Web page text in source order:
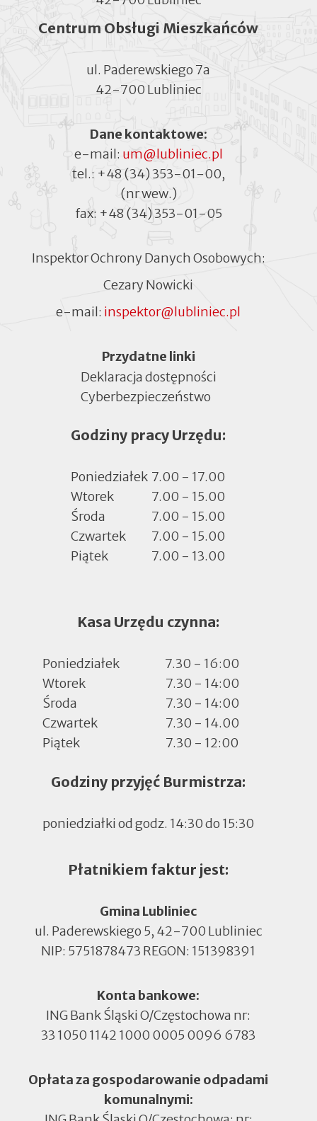
Centrum Obsługi Mieszkańców
ul. Paderewskiego 7a
42-700 Lubliniec
Dane kontaktowe:
e-mail: um@lubliniec.pl
tel.: +48 (34) 353-01-00,
(nr wew.)
fax: +48 (34) 353-01-05
Inspektor Ochrony Danych Osobowych:
Cezary Nowicki
e-mail: inspektor@lubliniec.pl
MenuPrzydatne linki
Deklaracja dostępności
Cyberbezpieczeństwo
w
zakładce
Godziny pracy Urzędu:
Poniedziałek 7.00 - 17.00
Wtorek
7.00 - 15.00
Środa
7.00 - 15.00
Czwartek
7.00 - 15.00
Piątek
7.00 - 13.00
Kasa Urzędu czynna:
Poniedziałek
7.30 - 16:00
Wtorek
7.30 - 14:00
Środa
7.30 - 14:00
Czwartek
7.30 - 14.00
Piątek
7.30 - 12:00
Godziny przyjęć Burmistrza:
poniedziałki od godz. 14:30 do 15:30
Płatnikiem faktur jest:
Gmina Lubliniec
ul. Paderewskiego 5, 42-700 Lubliniec
NIP: 5751878473 REGON: 151398391
Konta bankowe:
ING Bank Śląski O/Częstochowa nr:
33 1050 1142 1000 0005 0096 6783
Opłata za gospodarowanie odpadami
komunalnymi: